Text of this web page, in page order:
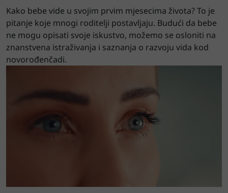
Kako bebe vide u svojim prvim mjesecima života? To je
pitanje koje mnogi roditelji postavljaju. Budući da bebe
ne mogu opisati svoje iskustvo, možemo se osloniti na
znanstvena istraživanja i saznanja o razvoju vida kod
novorođenčadi.